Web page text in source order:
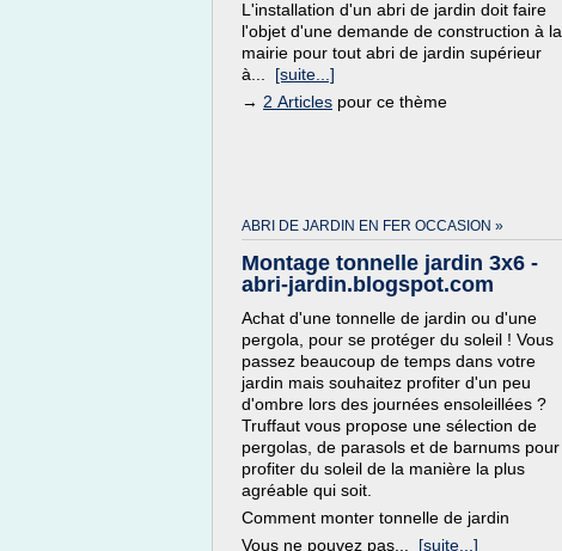
L'installation d'un abri de jardin doit faire
l'objet d'une demande de construction à la
mairie pour tout abri de jardin supérieur
à... [suite...]
→ 2 Articles pour ce thème
ABRI DE JARDIN EN FER OCCASION »
Montage tonnelle jardin 3x6 -
abri-jardin.blogspot.com
Achat d'une tonnelle de jardin ou d'une
pergola, pour se protéger du soleil ! Vous
passez beaucoup de temps dans votre
jardin mais souhaitez profiter d'un peu
d'ombre lors des journées ensoleillées ?
Truffaut vous propose une sélection de
pergolas, de parasols et de barnums pour
profiter du soleil de la manière la plus
agréable qui soit.
Comment monter tonnelle de jardin
Vous ne pouvez pas... [suite...]